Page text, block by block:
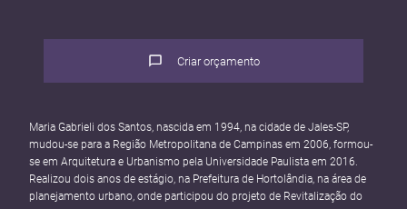
Criar orçamento
Maria Gabrieli dos Santos, nascida em 1994, na cidade de Jales-SP,
mudou-se para a Região Metropolitana de Campinas em 2006, formou-
se em Arquitetura e Urbanismo pela Universidade Paulista em 2016.
Realizou dois anos de estágio, na Prefeitura de Hortolândia, na área de
planejamento urbano, onde participou do projeto de Revitalização do